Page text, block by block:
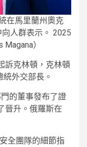
在馬里蘭州奧克
向人群表示。 2025
）
訴克林頓，克林頓
外交部長。
的董事發布了證
晉升。俄羅斯在
全團隊的細節指